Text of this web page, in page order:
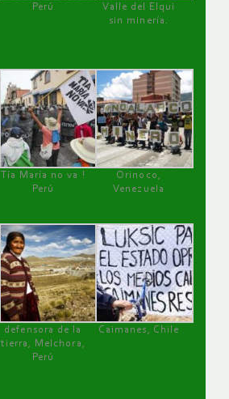
Perú
Valle del Elqui
sin minería.
Tía María no va !
Perú
Orinoco,
Venezuela
defensora de la
tierra, Melchora,
Perú
Caimanes, Chile